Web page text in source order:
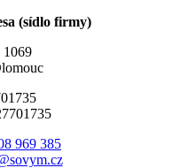
(sídlo firmy)
969 385